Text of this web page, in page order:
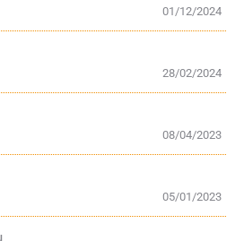
01/12/2024
28/02/2024
08/04/2023
05/01/2023